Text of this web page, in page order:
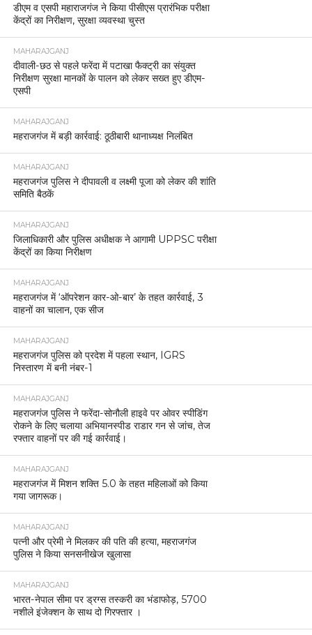
डीएम व एसपी महाराजगंज ने किया पीसीएस प्रारंभिक परीक्षा
केंद्रों का निरीक्षण, सुरक्षा व्यवस्था चुस्त
MAHARAJGANJ
दीवाली-छठ से पहले फरेंदा में पटाखा फैक्ट्री का संयुक्त
निरीक्षण सुरक्षा मानकों के पालन को लेकर सख्त हुए डीएम-
एसपी
MAHARAJGANJ
महराजगंज में बड़ी कार्रवाई: ठूठीबारी थानाध्यक्ष निलंबित
MAHARAJGANJ
महराजगंज पुलिस ने दीपावली व लक्ष्मी पूजा को लेकर की शांति
समिति बैठकें
MAHARAJGANJ
जिलाधिकारी और पुलिस अधीक्षक ने आगामी UPPSC परीक्षा
केंद्रों का किया निरीक्षण
MAHARAJGANJ
महराजगंज में ‘ऑपरेशन कार-ओ-बार’ के तहत कार्रवाई, 3
वाहनों का चालान, एक सीज
MAHARAJGANJ
महराजगंज पुलिस को प्रदेश में पहला स्थान, IGRS
निस्तारण में बनी नंबर-1
MAHARAJGANJ
महराजगंज पुलिस ने फरेंदा-सोनौली हाइवे पर ओवर स्पीडिंग
रोकने के लिए चलाया अभियानस्पीड राडार गन से जांच, तेज
रफ्तार वाहनों पर की गई कार्रवाई।
MAHARAJGANJ
महराजगंज में मिशन शक्ति 5.0 के तहत महिलाओं को किया
गया जागरूक।
MAHARAJGANJ
पत्नी और प्रेमी ने मिलकर की पति की हत्या, महराजगंज
पुलिस ने किया सनसनीखेज खुलासा
MAHARAJGANJ
भारत-नेपाल सीमा पर ड्रग्स तस्करी का भंडाफोड़, 5700
नशीले इंजेक्शन के साथ दो गिरफ्तार ।